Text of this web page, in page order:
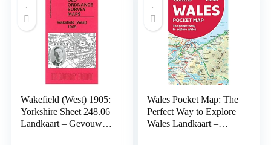
Wakefield (West) 1905:
Yorkshire Sheet 248.06
Landkaart – Gevouwen
Wales Pocket Map: The
Perfect Way to Explore
Wales Landkaart –